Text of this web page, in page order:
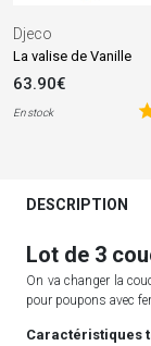
Djeco
La valise de Vanille
63.90€
En stock
DESCRIPTION
Lot de 3
On va changer la
pour poupons avec
Caractéristiques